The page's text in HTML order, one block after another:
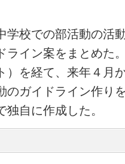
校での部活動の活
ライン案をまとめた
）を経て、来年４月
のガイドライン作り
自に作成した。